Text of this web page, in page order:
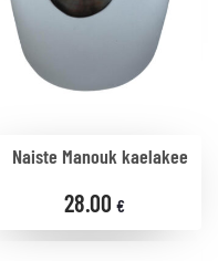
Naiste Manouk kaelakee
28.00 €